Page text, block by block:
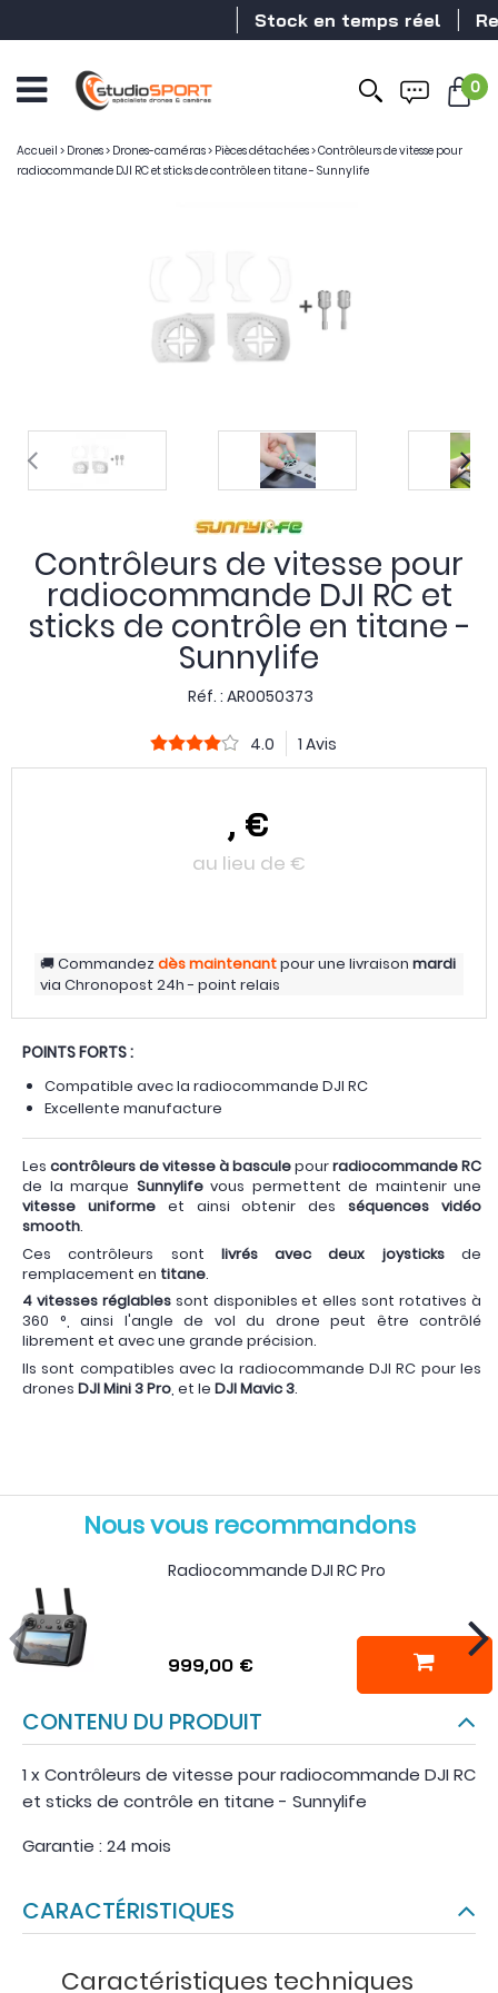
Stock en temps réel
0
Accueil > Drones> Drones-caméras> Pièces détachées>Contrôleurs de vitesse pour
radiocommande DJI RC et sticks de contrôle en titane - Sunnylife
Contrôleurs de vitesse pour
radiocommande DJI RC et
sticks de contrôle en titane -
Sunnylife
Réf. : AR0050373
4.0 1 Avis
, €
au lieu de €
Commandezdès maintenantpour une livraison mardi
via Chronopost 24h - point relais
POINTS FORTS :
Compatible avec la radiocommande DJI RC
Excellente manufacture
Les contrôleurs de vitesse à basculepourradiocommande RC
de la marque Sunnylifevous permettent de maintenir une
vitesse uniformeet ainsi obtenir desséquences vidéo
smooth.
Ces contrôleurs sont livrés avec deux joysticksde
remplacement en titane.
4 vitesses réglablessont disponibles et elles sont rotatives à
360 °, ainsi l'angle de vol du drone peut être contrôlé
librement et avec une grande précision.
Ils sont compatibles avec la radiocommande DJI RC pour les
drones DJI Mini 3 Pro , et le DJI Mavic 3.
Nous vous recommandons
Radiocommande DJI RC Pro
999,00 €
CONTENU DU PRODUIT
1 x Contrôleurs de vitesse pour radiocommande DJI RC
et sticks de contrôle en titane - Sunnylife
Garantie : 24 mois
CARACTÉRISTIQUES
Caractéristiques techniques